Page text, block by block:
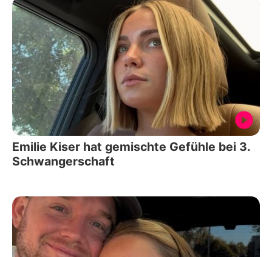
Emilie Kiser hat gemischte Gefühle bei 3.
Schwangerschaft